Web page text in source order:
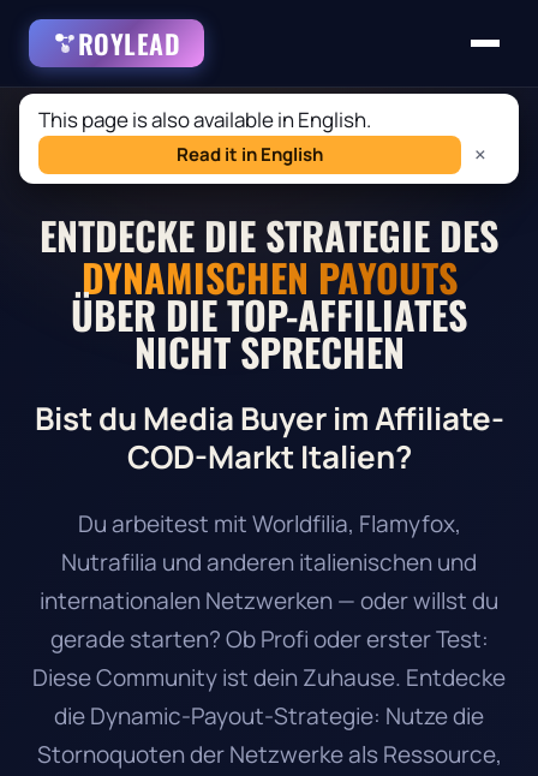
This page is also available in English.
Read it in English ×
ROYLEAD
Kostenlose italienische Community
ENTDECKE DIE STRATEGIE DES
DYNAMISCHEN PAYOUTS
ÜBER DIE TOP-AFFILIATES
NICHT SPRECHEN
Bist du Media Buyer im Affiliate-
COD-Markt Italien?
Du arbeitest mit Worldfilia, Flamyfox,
Nutrafilia und anderen italienischen und
internationalen Netzwerken — oder willst du
gerade starten? Ob Profi oder erster Test:
Diese Community ist dein Zuhause. Entdecke
die Dynamic-Payout-Strategie: Nutze die
Stornoquoten der Netzwerke als Ressource,